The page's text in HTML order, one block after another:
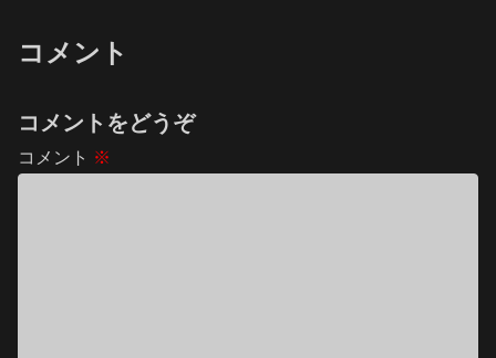
コメント
コメントをどうぞ
コメント ※